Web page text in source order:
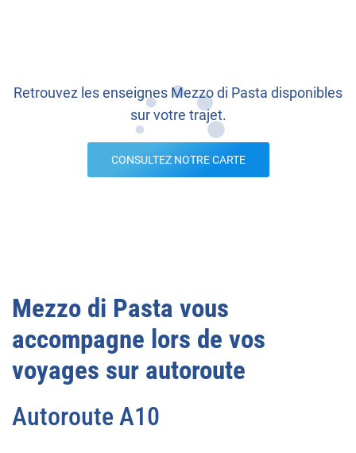
Retrouvez les enseignes Mezzo di Pasta disponibles
sur votre trajet.
CONSULTEZ NOTRE CARTE
Mezzo di Pasta vous
accompagne lors de vos
voyages sur autoroute
Autoroute A10